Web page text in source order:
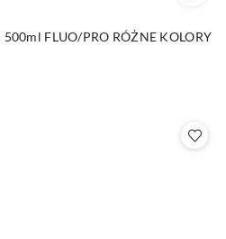
FLUO/PRO RÓŻNE KOLORY